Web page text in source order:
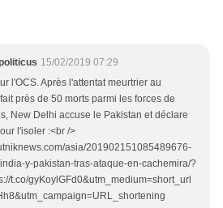
15/02/2019 07:29
l'OCS. Après l'attentat meurtrier au
près de 50 morts parmi les forces de
New Delhi accuse le Pakistan et déclare
l'isoler :<br />
asia/201902151085489676-
y-pakistan-tras-ataque-en-cachemira/?
t.co/gyKoylGFd0&utm_medium=short_url